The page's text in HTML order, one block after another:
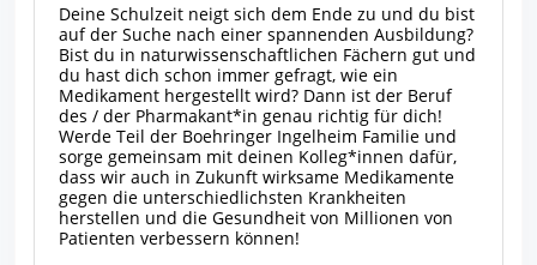
Deine Schulzeit neigt sich dem Ende zu und du bist
auf der Suche nach einer spannenden Ausbildung?
Bist du in naturwissenschaftlichen Fächern gut und
du hast dich schon immer gefragt, wie ein
Medikament hergestellt wird? Dann ist der Beruf
des / der Pharmakant*in genau richtig für dich!
Werde Teil der Boehringer Ingelheim Familie und
sorge gemeinsam mit deinen Kolleg*innen dafür,
dass wir auch in Zukunft wirksame Medikamente
gegen die unterschiedlichsten Krankheiten
herstellen und die Gesundheit von Millionen von
Patienten verbessern können!